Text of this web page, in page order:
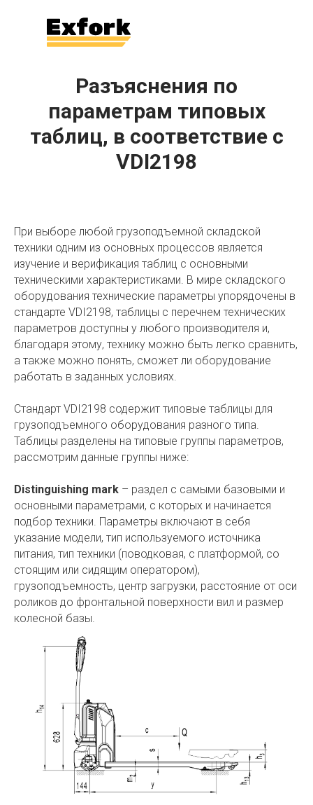
Разъяснения по
параметрам типовых
таблиц, в соответствие с
VDI2198
При выборе любой грузоподъемной складской
техники одним из основных процессов является
изучение и верификация таблиц с основными
техническими характеристиками. В мире складского
оборудования технические параметры упорядочены в
стандарте VDI2198, таблицы с перечнем технических
параметров доступны у любого производителя и,
благодаря этому, технику можно быть легко сравнить,
а также можно понять, сможет ли оборудование
работать в заданных условиях.
Стандарт VDI2198 содержит типовые таблицы для
грузоподъемного оборудования разного типа.
Таблицы разделены на типовые группы параметров,
рассмотрим данные группы ниже:
Distinguishing mark – раздел с самыми базовыми и
основными параметрами, с которых и начинается
подбор техники. Параметры включают в себя
указание модели, тип используемого источника
питания, тип техники (поводковая, с платформой, со
стоящим или сидящим оператором),
грузоподъемность, центр загрузки, расстояние от оси
роликов до фронтальной поверхности вил и размер
колесной базы.